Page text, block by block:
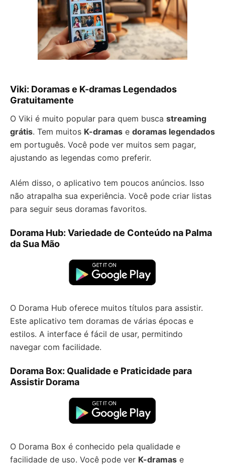
Viki: Doramas e K-dramas Legendados
Gratuitamente
O Viki é muito popular para quem busca streaming
grátis. Tem muitos K-dramas e doramas legendados
em português. Você pode ver muitos sem pagar,
ajustando as legendas como preferir.
Além disso, o aplicativo tem poucos anúncios. Isso
não atrapalha sua experiência. Você pode criar listas
para seguir seus doramas favoritos.
Dorama Hub: Variedade de Conteúdo na Palma
da Sua Mão
O Dorama Hub oferece muitos títulos para assistir.
Este aplicativo tem doramas de várias épocas e
estilos. A interface é fácil de usar, permitindo
navegar com facilidade.
Dorama Box: Qualidade e Praticidade para
Assistir Dorama
O Dorama Box é conhecido pela qualidade e
facilidade de uso. Você pode ver K-dramas e